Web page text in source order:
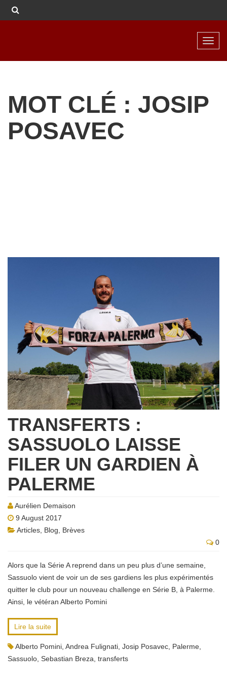
MOT CLÉ : JOSIP
POSAVEC
TRANSFERTS :
SASSUOLO LAISSE
FILER UN GARDIEN À
PALERME
Aurélien Demaison
9 August 2017
Articles Blog
Brèves
0
Alors que la Série A reprend dans un peu plus d’une semaine,
Sassuolo vient de voir un de ses gardiens les plus expérimentés
quitter le club pour un nouveau challenge en Série B, à Palerme.
Ainsi, le vétéran Alberto Pomini
Lire la suite
Alberto Pomini Andrea Fulignati Josip Posavec Palerme
Sassuolo Sebastian Breza transferts